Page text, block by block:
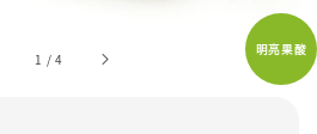
1 /4
明亮果酸